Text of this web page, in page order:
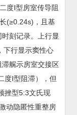
度Ⅰ型房室传导阻
(≥0.24s)，且基
刻记录。上行显
下行显示窦性心
滞艉示房室交接区
度I型阻滞），但
挫型5:3文氏现
动隐匿性重整房